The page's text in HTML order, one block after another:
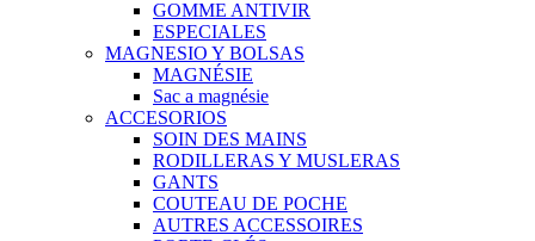
GOMME ANTIVIR
ESPECIALES
MAGNESIO Y BOLSAS
MAGNÉSIE
Sac a magnésie
ACCESORIOS
SOIN DES MAINS
RODILLERAS Y MUSLERAS
GANTS
COUTEAU DE POCHE
AUTRES ACCESSOIRES